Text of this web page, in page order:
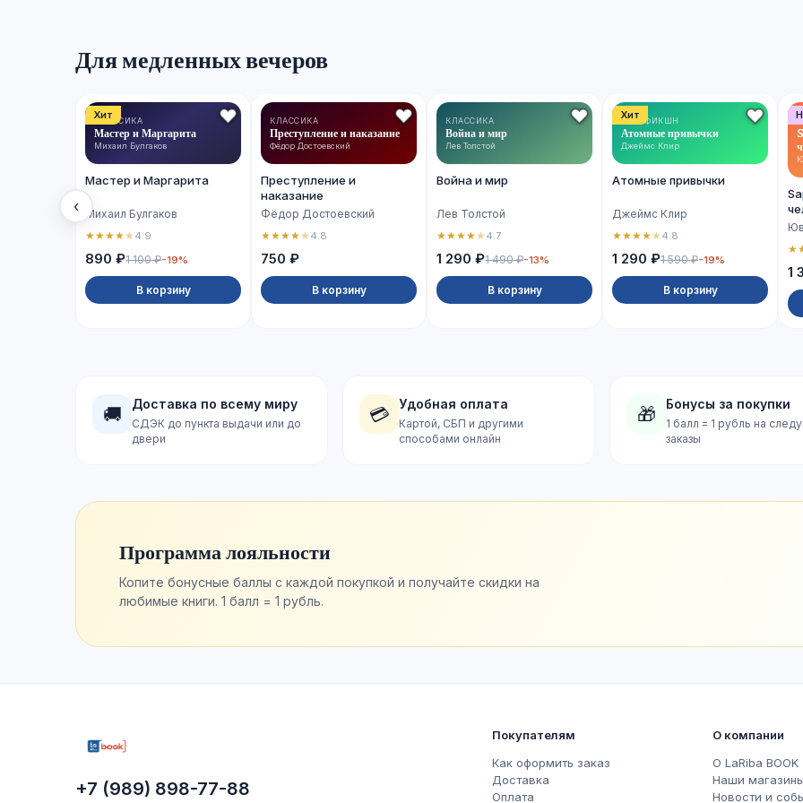
Для медленных вечеров
‹
Хит
КЛАССИКА
Мастер и Маргарита
Михаил Булгаков
Мастер и Маргарита
Михаил Булгаков
★★★★★4.9
890 ₽1 100 ₽-19%
В корзину
КЛАССИКА
Преступление и наказание
Фёдор Достоевский
Преступление и
наказание
Фёдор Достоевский
★★★★★4.8
750 ₽
В корзину
КЛАССИКА
Война и мир
Лев Толстой
Война и мир
Лев Толстой
★★★★★4.7
1 290 ₽1 490 ₽-13%
В корзину
Хит
НОН-ФИКШН
Атомные привычки
Джеймс Клир
Атомные привычки
Джеймс Клир
★★★★★4.8
1 290 ₽1 590 ₽-19%
В корзину
★
1
🚚 Доставка по всему миру
СДЭК до пункта выдачи или до
двери
💳 Удобная оплата
Картой, СБП и другими
способами онлайн
🎁 Бонусы за покупки
1 балл = 1 рубль на
заказы
Программа лояльности
Копите бонусные баллы с каждой покупкой и получайте скидки на
любимые книги. 1 балл = 1 рубль.
+7 (989) 898-77-88
Покупателям
Как оформить заказ
Доставка
Оплата
О компании
О LaRiba BOOK
Наши магазины
Новости и